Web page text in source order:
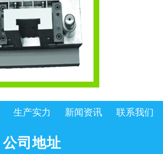
生产实力 新闻资讯 联系我们
公司地址